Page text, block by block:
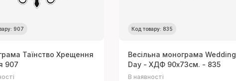
907
Таїнство Хрещення
907
Код товару: 835
Весільна монограма Wedding
Day - ХДФ 90х73см. - 835
В наявності